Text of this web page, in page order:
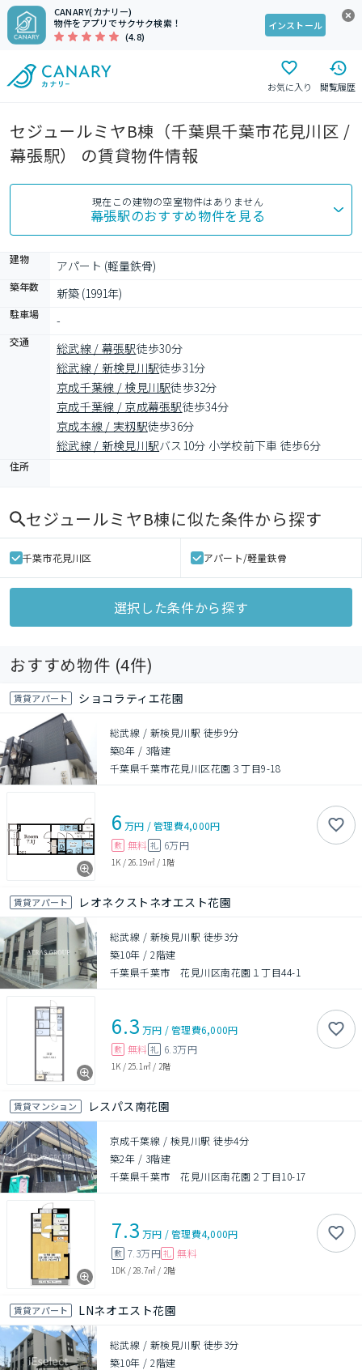
CANARY(カナリー)
物件をアプリでサクサク検索！
(4.8)
インストール
お気に入り 閲覧履歴
セジュールミヤB棟（千葉県千葉市花見川区 /
幕張駅） の賃貸物件情報
現在この建物の空室物件はありません
幕張駅のおすすめ物件を見る
建物 アパート (軽量鉄骨)
築年数 新築 (1991年)
駐車場 -
交通 総武線 / 幕張駅徒歩30分
総武線 / 新検見川駅徒歩31分
京成千葉線 / 検見川駅徒歩32分
京成千葉線 / 京成幕張駅徒歩34分
京成本線 / 実籾駅徒歩36分
総武線 / 新検見川駅バス10分 小学校前下車 徒歩6分
住所
セジュールミヤB棟に似た条件から探す
千葉市花見川区 アパート/軽量鉄骨
選択した条件から探す
おすすめ物件 (4件)
賃貸アパート ショコラティエ花園
総武線 / 新検見川駅 徒歩9分
築8年 / 3階建
千葉県千葉市花見川区花園３丁目9-18
6 万円 /管理費4,000円
敷 無料 礼 6万円
1K / 26.19㎡ / 1階
賃貸アパート レオネクストネオエスト花園
総武線 / 新検見川駅 徒歩3分
築10年 /2階建
千葉県千葉市 花見川区南花園１丁目44-1
6.3 万円 /管理費6,000円
敷 無料 礼 6.3万円
1K / 25.1㎡ / 2階
賃貸マンション レスパス南花園
京成千葉線 / 検見川駅 徒歩4分
築2年 / 3階建
千葉県千葉市 花見川区南花園２丁目10-17
7.3 万円 /管理費4,000円
敷 7.3万円 礼 無料
1DK / 28.7㎡ / 2階
賃貸アパート LNネオエスト花園
総武線 / 新検見川駅 徒歩3分
築10年 /2階建